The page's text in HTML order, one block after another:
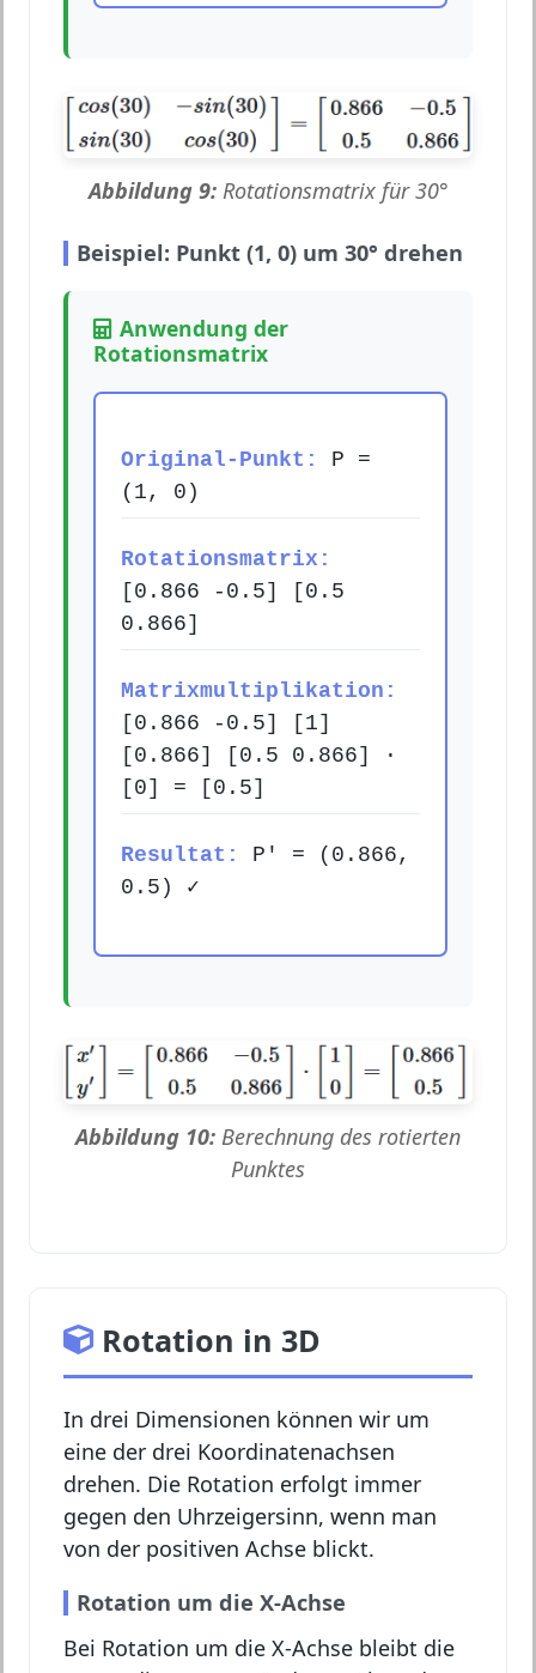
Abbildung 9:Rotationsmatrix für 30°
Beispiel: Punkt (1, 0) um 30° drehen
Anwendung der
Rotationsmatrix
Original-Punkt:
P =
(1, 0)
Rotationsmatrix:
[0.866 -0.5] [0.5
0.866]
Matrixmultiplikation:
[0.866 -0.5] [1]
[0.866] [0.5 0.866] ·
[0] = [0.5]
Resultat:
P' = (0.866,
0.5) ✓
Abbildung 10: Berechnung des rotierten
Punktes
Rotation in 3D
In drei Dimensionen können wir um
eine der drei Koordinatenachsen
drehen. Die Rotation erfolgt immer
gegen den Uhrzeigersinn, wenn man
von der positiven Achse blickt.
Rotation um die X-Achse
Bei Rotation um die X-Achse bleibt die